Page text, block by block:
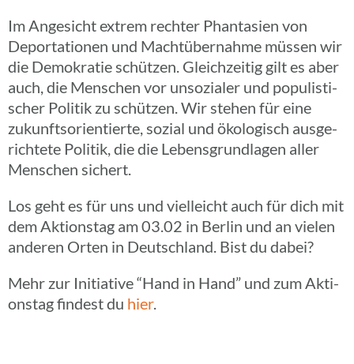
Im Ange­sicht extrem rechter Phan­ta­sien von
Depor­ta­tio­nen und Macht­über­nahme müssen wir
die Demo­kra­tie schüt­zen. Gleich­zei­tig gilt es aber
auch, die Menschen vor unso­zia­ler und popu­lis­ti­
scher Politik zu schüt­zen. Wir stehen für eine
zukunfts­ori­en­tierte, sozial und ökolo­gisch ausge­
rich­tete Politik, die die Lebens­grund­la­gen aller
Menschen sichert.
Los geht es für uns und viel­leicht auch für dich mit
dem Akti­ons­tag am 03.02 in Berlin und an vielen
anderen Orten in Deutsch­land. Bist du dabei?
Mehr zur Initia­tive “Hand in Hand” und zum Akti­
ons­tag findest du hier.